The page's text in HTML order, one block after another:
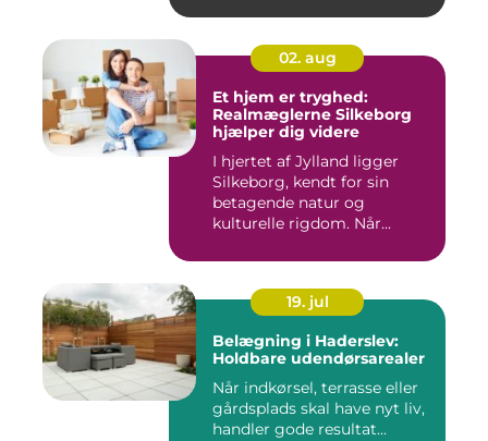
02. aug
Et hjem er tryghed:
Realmæglerne Silkeborg
hjælper dig videre
I hjertet af Jylland ligger
Silkeborg, kendt for sin
betagende natur og
kulturelle rigdom. Når...
19. jul
Belægning i Haderslev:
Holdbare udendørsarealer
Når indkørsel, terrasse eller
gårdsplads skal have nyt liv,
handler gode resultat...